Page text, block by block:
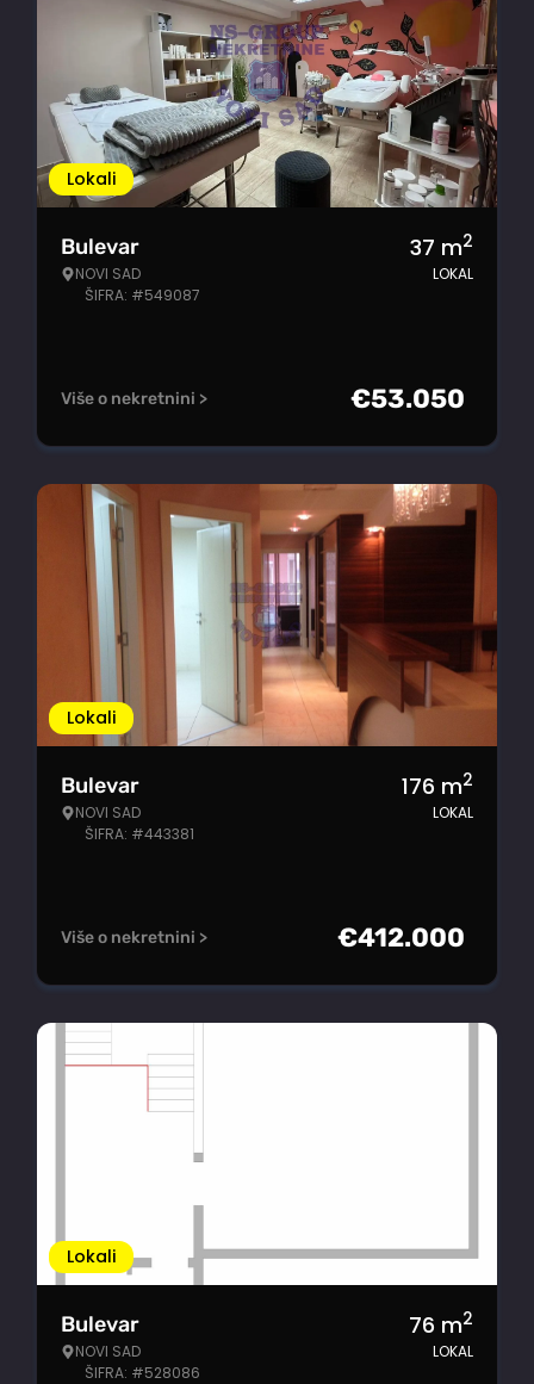
Lokali
Bulevar
NOVI SAD
ŠIFRA: #549087
37 m2
LOKAL
Više o nekretnini > €53.050
Lokali
Bulevar
NOVI SAD
ŠIFRA: #443381
176 m2
LOKAL
Više o nekretnini > €412.000
Lokali
Bulevar
NOVI SAD
ŠIFRA: #528086
76 m2
LOKAL